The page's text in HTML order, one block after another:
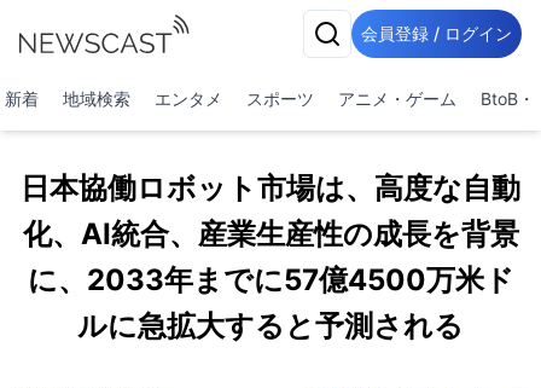
会員登録 / ログイン
新着 地域検索 エンタメ スポーツ アニメ・ゲーム BtoB・
日本協働ロボット市場は、高度な自動
化、AI統合、産業生産性の成長を背景
に、2033年までに57億4500万米ド
ルに急拡大すると予測される